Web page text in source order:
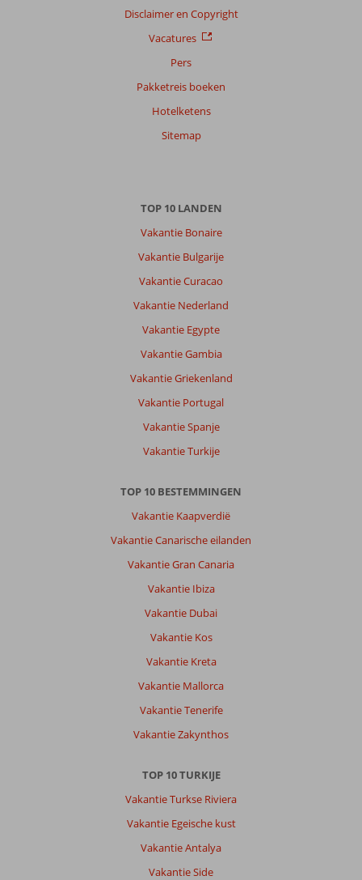
Disclaimer en Copyright
Vacatures
Pers
Pakketreis boeken
Hotelketens
Sitemap
TOP 10 LANDEN
Vakantie Bonaire
Vakantie Bulgarije
Vakantie Curacao
Vakantie Nederland
Vakantie Egypte
Vakantie Gambia
Vakantie Griekenland
Vakantie Portugal
Vakantie Spanje
Vakantie Turkije
TOP 10 BESTEMMINGEN
Vakantie Kaapverdië
Vakantie Canarische eilanden
Vakantie Gran Canaria
Vakantie Ibiza
Vakantie Dubai
Vakantie Kos
Vakantie Kreta
Vakantie Mallorca
Vakantie Tenerife
Vakantie Zakynthos
TOP 10 TURKIJE
Vakantie Turkse Riviera
Vakantie Egeische kust
Vakantie Antalya
Vakantie Side